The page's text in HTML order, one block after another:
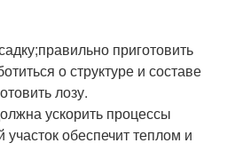
приготовить
о структуре и составе
лозу.
ускорить процессы
обеспечит теплом и